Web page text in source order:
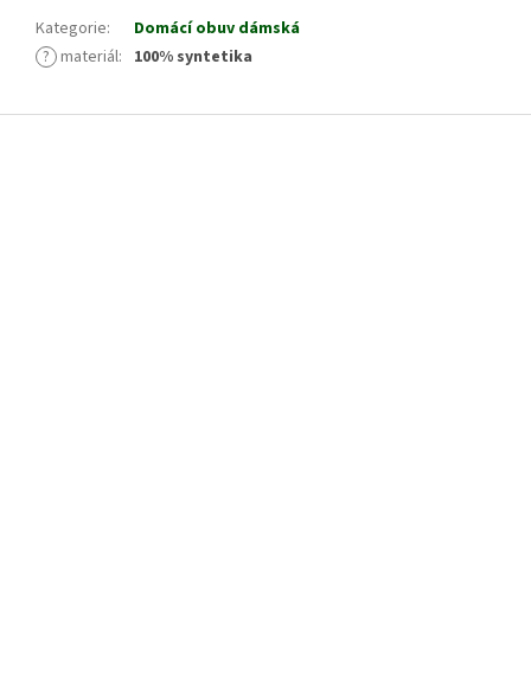
Kategorie:
Domácí obuv dámská
? materiál: 100% syntetika